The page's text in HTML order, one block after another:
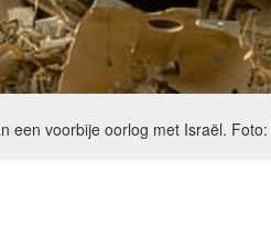
een voorbije oorlog met Israël.